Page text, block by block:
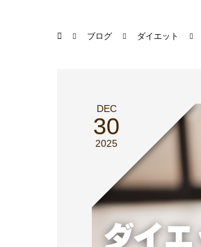
ブログ ダイエット
DEC
30
2025